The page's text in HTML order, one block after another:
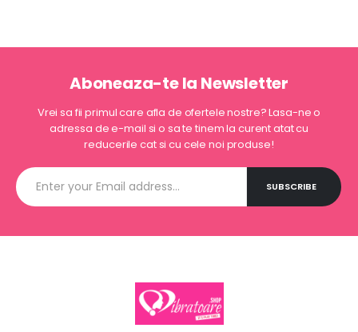
Aboneaza-te la Newsletter
Vrei sa fii primul care afla de ofertele nostre? Lasa-ne o
adressa de e-mail si o sa te tinem la curent atat cu
reducerile cat si cu cele noi produse!